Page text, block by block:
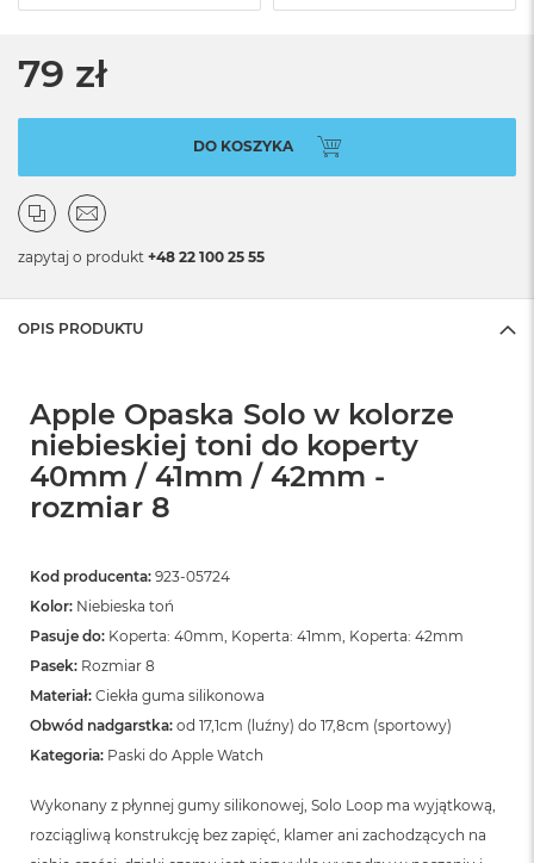
79 zł
DO KOSZYKA
zapytaj o produkt +48 22 100 25 55
OPIS PRODUKTU
Apple Opaska Solo w kolorze
niebieskiej toni do koperty
40mm / 41mm / 42mm -
rozmiar 8
Kod producenta: 923-05724
Kolor: Niebieska toń
Pasuje do: Koperta: 40mm, Koperta: 41mm, Koperta: 42mm
Pasek: Rozmiar 8
Materiał: Ciekła guma silikonowa
Obwód nadgarstka: od 17,1cm (luźny) do 17,8cm (sportowy)
Kategoria: Paski do Apple Watch
Wykonany z płynnej gumy silikonowej, Solo Loop ma wyjątkową,
rozciągliwą konstrukcję bez zapięć, klamer ani zachodzących na